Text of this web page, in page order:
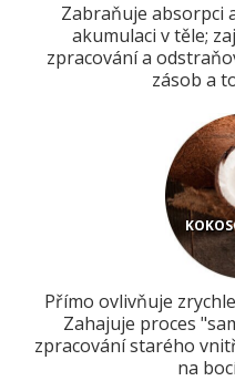
Zabraňuje absorpci
akumulaci v těle;
zpracování a
zásob a
Přímo ovlivňuje
Zahajuje proces
zpracování starého
na